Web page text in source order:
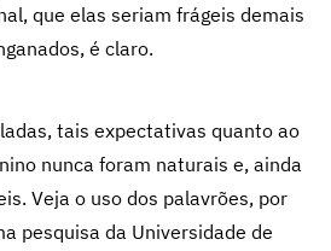
que elas seriam frágeis demais
é claro.
tais expectativas quanto ao
nunca foram naturais e, ainda
Veja o uso dos palavrões, por
pesquisa da Universidade de